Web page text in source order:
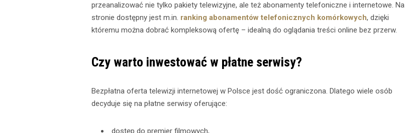
przeanalizować nie tylko pakiety telewizyjne, ale też abonamenty telefoniczne i internetowe. Na
stronie dostępny jest m.in. ranking abonamentów telefonicznych komórkowych, dzięki
któremu można dobrać kompleksową ofertę – idealną do oglądania treści online bez przerw.
Czy warto inwestować w płatne serwisy?
Bezpłatna oferta telewizji internetowej w Polsce jest dość ograniczona. Dlatego wiele osób
decyduje się na płatne serwisy oferujące:
dostęp do premier filmowych,